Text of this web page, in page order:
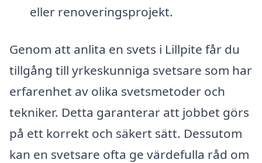
eller renoveringsprojekt.
Genom att anlita en svets i Lillpite får du
tillgång till yrkeskunniga svetsare som har
erfarenhet av olika svetsmetoder och
tekniker. Detta garanterar att jobbet görs
på ett korrekt och säkert sätt. Dessutom
kan en svetsare ofta ge värdefulla råd om